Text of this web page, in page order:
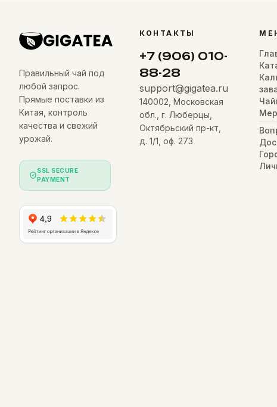
Правильный чай под
любой запрос.
Прямые поставки из
Китая, контроль
качества и свежий
урожай.
SSL SECURE
PAYMENT
КОНТАКТЫ
+7 (906) 010-
88-28
support@gigatea.ru
140002, Московская
обл., г. Люберцы,
Октябрьский пр-кт,
д. 1/1, оф. 273